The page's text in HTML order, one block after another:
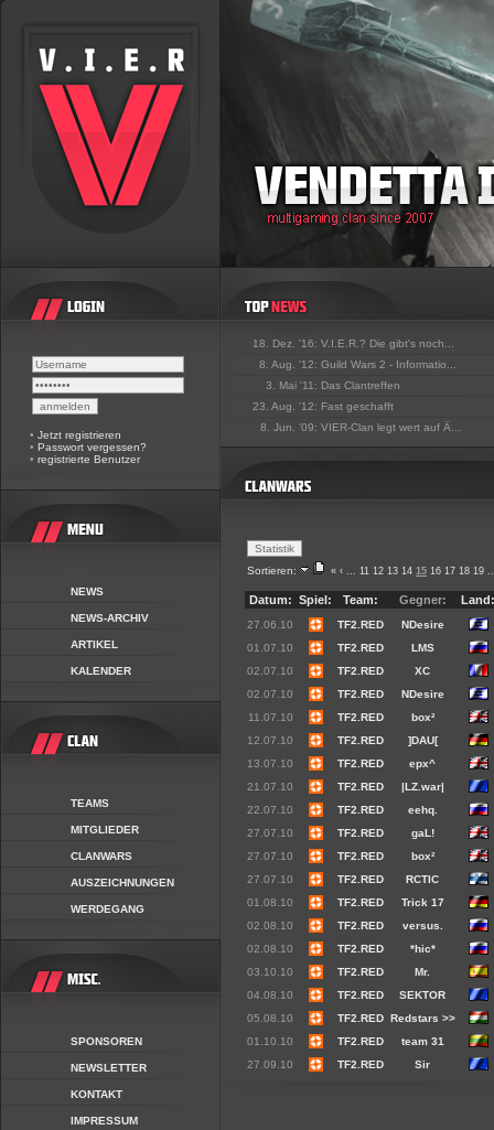
• Jetzt registrieren
• Passwort vergessen?
• registrierte Benutzer
NEWS
NEWS-ARCHIV
ARTIKEL
KALENDER
TEAMS
MITGLIEDER
CLANWARS
AUSZEICHNUNGEN
WERDEGANG
SPONSOREN
NEWSLETTER
KONTAKT
IMPRESSUM
18. Dez. '16: V.I.E.R.? Die gibt's noch...
8. Aug. '12: Guild Wars 2 - Informatio...
3. Mai '11: Das Clantreffen
23. Aug. '12: Fast geschafft
8. Jun. '09: VIER-Clan legt wert auf Ä...
Sortieren: « ‹ ... 11 12 13 14 15 16 17 18 19
Datum: Spiel: Team: Gegner: Land:
27.06.10 TF2.RED
NDesire
01.07.10
TF2.RED
LMS
02.07.10
TF2.RED
XC
02.07.10
TF2.RED
NDesire
11.07.10
TF2.RED
box²
12.07.10
TF2.RED
]DAU[
13.07.10
TF2.RED
epx^
21.07.10
TF2.RED
|LZ.war|
22.07.10
TF2.RED
eehq.
27.07.10
TF2.RED
gaL!
27.07.10
TF2.RED
box²
27.07.10
TF2.RED
RCTIC
01.08.10
TF2.RED
Trick 17
02.08.10
TF2.RED
versus.
02.08.10
TF2.RED
*hic*
03.10.10
TF2.RED
Mr.
04.08.10
TF2.RED
SEKTOR
05.08.10
TF2.RED Redstars >>
01.10.10
TF2.RED
team 31
27.09.10
TF2.RED Sir